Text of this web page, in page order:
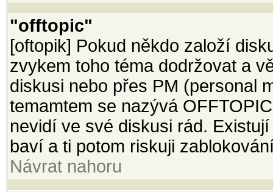
"offtopic"
[oftopik] Pokud někdo založí
zvykem toho téma dodržovat a
diskusi nebo přes PM (personal
temamtem se nazývá
nevidí ve své diskusi rád.
baví a ti potom riskuji
Návrat nahoru